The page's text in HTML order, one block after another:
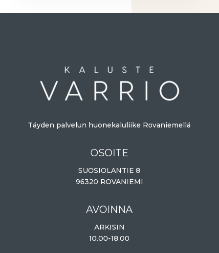
Täyden palvelun huonekaluliike Rovaniemellä
OSOITE
SUOSIOLANTIE 8
96320 ROVANIEMI
AVOINNA
ARKISIN
10.00-18.00